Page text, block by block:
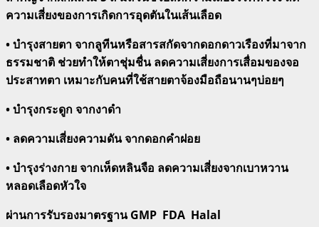
ความเสี่ยงของการเกิดการอุดตันในเส้นเลือด
• บำรุงสายตา จากลูทีนหรือสารสกัดจากดอกดาวเรืองที่มาจาก
ธรรมชาติ ช่วยทำให้ตาชุ่มชื่น ลดความเสี่ยงการเสื่อมของจอ
ประสาทตา เหมาะกับคนที่ใช้สายตาจ้องมือถือนานๆบ่อยๆ
• บำรุงกระดูก จากงาดำ
• ลดความเสี่ยงความดัน จากดอกคำฝอย
• บำรุงร่างกาย จากเห็ดหลินจือ ลดความเสี่ยงจากเบาหวาน
หลอดเลือดหัวใจ
ผ่านการรับรองมาตรฐาน GMP FDA Halal